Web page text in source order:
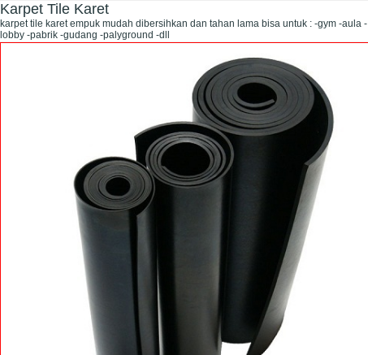
Karpet Tile Karet
karpet tile karet empuk mudah dibersihkan dan tahan lama bisa untuk : -gym -aula -
lobby -pabrik -gudang -palyground -dll